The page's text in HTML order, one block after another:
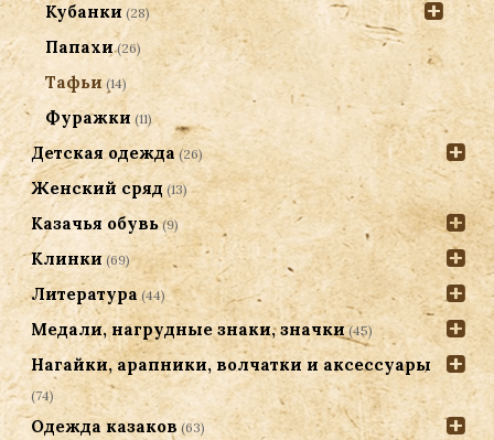
Кубанки (28)
Папахи (26)
Тафьи (14)
Фуражки (11)
Детская одежда (26)
Женский сряд (13)
Казачья обувь (9)
Клинки (69)
Литература (44)
Медали, нагрудные знаки, значки (45)
Нагайки, арапники, волчатки и аксессуары
(74)
Одежда казаков (63)